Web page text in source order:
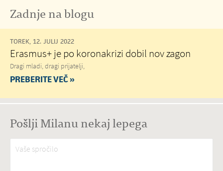
Zadnje na blogu
TOREK, 12. JULIJ 2022
Erasmus+ je po koronakrizi dobil nov zagon
Dragi mladi, dragi prijatelji,
PREBERITE VEČ »
Pošlji Milanu nekaj lepega
Vaše spročilo*